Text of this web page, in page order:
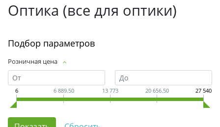
Оптика (все для оптики)
Подбор параметров
Розничная цена
6 6 889.50 13 773 20 656.50 27 540